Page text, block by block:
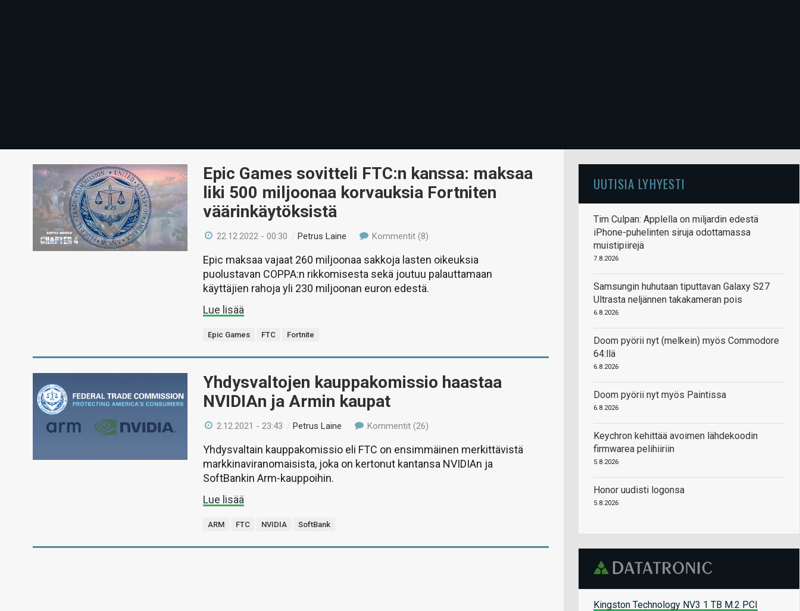
Epic Games sovitteli FTC:n kanssa: maksaa
liki 500 miljoonaa korvauksia Fortniten
väärinkäytöksistä
22.12.2022 - 00:30 /Petrus Laine Kommentit (8)
Epic maksaa vajaat 260 miljoonaa sakkoja lasten oikeuksia
puolustavan COPPA:n rikkomisesta sekä joutuu palauttamaan
käyttäjien rahoja yli 230 miljoonan euron edestä.
Lue lisää
Epic Games FTC Fortnite
Yhdysvaltojen kauppakomissio haastaa
NVIDIAn ja Armin kaupat
2.12.2021 - 23:43 /Petrus Laine Kommentit (26)
Yhdysvaltain kauppakomissio eli FTC on ensimmäinen merkittävistä
markkinaviranomaisista, joka on kertonut kantansa NVIDIAn ja
SoftBankin Arm-kauppoihin.
Lue lisää
ARM FTC NVIDIA SoftBank
UUTISIA LYHYESTI
Tim Culpan: Applella on miljardin edestä
iPhone-puhelinten siruja odottamassa
muistipiirejä
7.8.2026
Samsungin huhutaan tiputtavan Galaxy S27
Ultrasta neljännen takakameran pois
6.8.2026
Doom pyörii nyt (melkein) myös Commodore
64:llä
6.8.2026
Doom pyörii nyt myös Paintissa
6.8.2026
Keychron kehittää avoimen lähdekoodin
firmwarea pelihiiriin
5.8.2026
Honor uudisti logonsa
5.8.2026
Kingston Technology NV3 1 TB M.2 PCI